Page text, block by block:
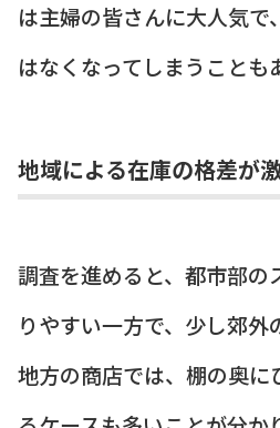
は主婦の皆さんに大人気で
はなくなってしまうことも
地域による在庫の格差が
調査を進めると、都市部の
りやすい一方で、少し郊外
地方の商店では、棚の奥に